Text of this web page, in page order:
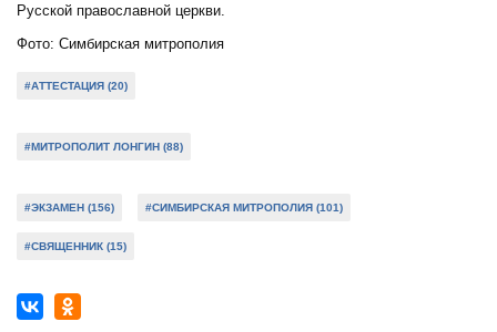
Русской православной церкви.
Фото: Симбирская митрополия
#АТТЕСТАЦИЯ (20)
#МИТРОПОЛИТ ЛОНГИН (88)
#ЭКЗАМЕН (156) #СИМБИРСКАЯ МИТРОПОЛИЯ (101)
#СВЯЩЕННИК (15)